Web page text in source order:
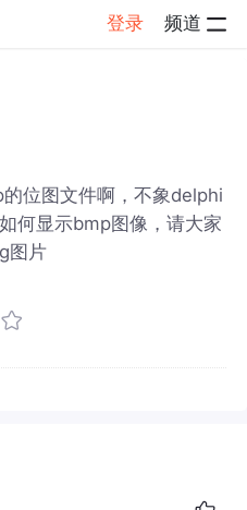
登录 频道
位图文件啊，不象delphi
何显示bmp图像，请大家
图片